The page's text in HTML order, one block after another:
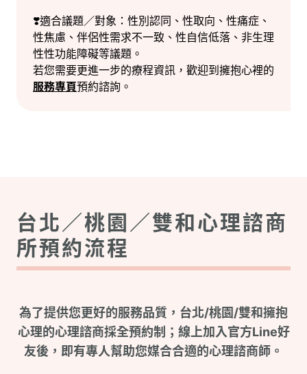
❣️適合議題／對象：性別認同、性取向、性痛症、
性焦慮、伴侶性需求不一致、性自信低落、非生理
性性功能障礙等議題。
若您需要更進一步的療程資訊，歡迎到擁抱心裡的
服務專頁預約諮詢。
台北／桃園／雙和心理諮商
所預約流程
為了提供您更好的服務品質，台北/桃園/雙和擁抱
心理的心理諮商採全預約制；線上加入官方Line好
友後，即有專人幫助您媒合合適的心理諮商師。